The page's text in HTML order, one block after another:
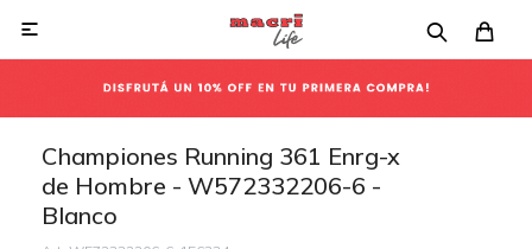

Championes Running 361 Enrg-x
de Hombre - W572332206-6 -
Blanco